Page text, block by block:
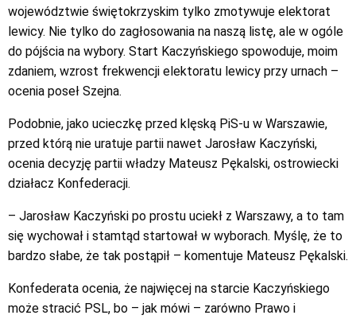
województwie świętokrzyskim tylko zmotywuje elektorat
lewicy. Nie tylko do zagłosowania na naszą listę, ale w ogóle
do pójścia na wybory. Start Kaczyńskiego spowoduje, moim
zdaniem, wzrost frekwencji elektoratu lewicy przy urnach –
ocenia poseł Szejna.
Podobnie, jako ucieczkę przed klęską PiS-u w Warszawie,
przed którą nie uratuje partii nawet Jarosław Kaczyński,
ocenia decyzję partii władzy Mateusz Pękalski, ostrowiecki
działacz Konfederacji.
– Jarosław Kaczyński po prostu uciekł z Warszawy, a to tam
się wychował i stamtąd startował w wyborach. Myślę, że to
bardzo słabe, że tak postąpił – komentuje Mateusz Pękalski.
Konfederata ocenia, że najwięcej na starcie Kaczyńskiego
może stracić PSL, bo – jak mówi – zarówno Prawo i